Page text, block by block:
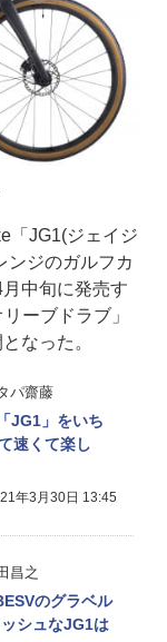
「JG1(ジェイジ
ンジのガルフカ
中旬に発売す
ーブドラブ」
なった。
パ齋藤
JG1」をいち
速くて楽し
年3月30日 13:45
昌之
のグラベル
シュなJG1は